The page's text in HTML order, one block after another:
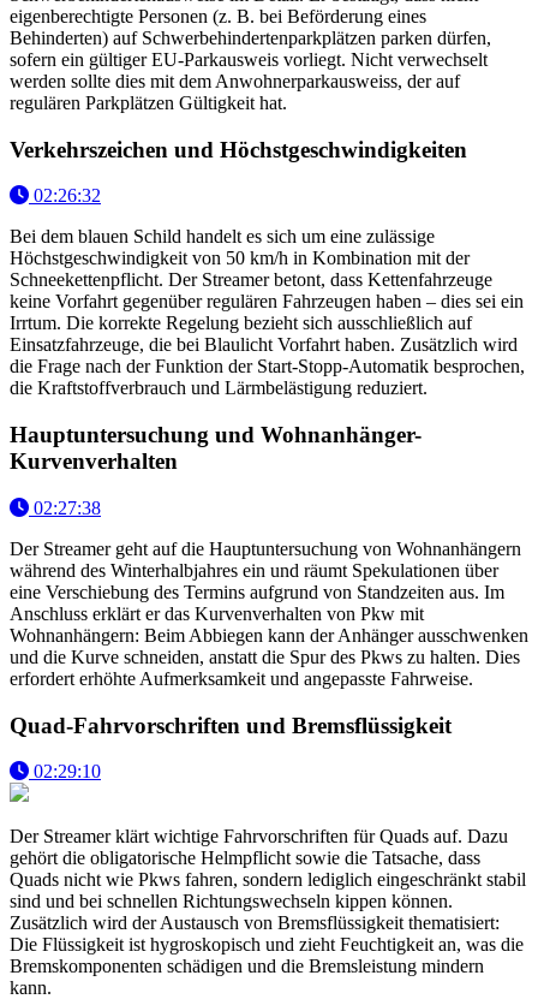
eigenberechtigte Personen (z. B. bei Beförderung eines
Behinderten) auf Schwerbehindertenparkplätzen parken dürfen,
sofern ein gültiger EU-Parkausweis vorliegt. Nicht verwechselt
werden sollte dies mit dem Anwohnerparkausweiss, der auf
regulären Parkplätzen Gültigkeit hat.
Verkehrszeichen und Höchstgeschwindigkeiten
02:26:32
Bei dem blauen Schild handelt es sich um eine zulässige
Höchstgeschwindigkeit von 50 km/h in Kombination mit der
Schneekettenpflicht. Der Streamer betont, dass Kettenfahrzeuge
keine Vorfahrt gegenüber regulären Fahrzeugen haben – dies sei ein
Irrtum. Die korrekte Regelung bezieht sich ausschließlich auf
Einsatzfahrzeuge, die bei Blaulicht Vorfahrt haben. Zusätzlich wird
die Frage nach der Funktion der Start-Stopp-Automatik besprochen,
die Kraftstoffverbrauch und Lärmbelästigung reduziert.
Hauptuntersuchung und Wohnanhänger-
Kurvenverhalten
02:27:38
Der Streamer geht auf die Hauptuntersuchung von Wohnanhängern
während des Winterhalbjahres ein und räumt Spekulationen über
eine Verschiebung des Termins aufgrund von Standzeiten aus. Im
Anschluss erklärt er das Kurvenverhalten von Pkw mit
Wohnanhängern: Beim Abbiegen kann der Anhänger ausschwenken
und die Kurve schneiden, anstatt die Spur des Pkws zu halten. Dies
erfordert erhöhte Aufmerksamkeit und angepasste Fahrweise.
Quad-Fahrvorschriften und Bremsflüssigkeit
02:29:10
Der Streamer klärt wichtige Fahrvorschriften für Quads auf. Dazu
gehört die obligatorische Helmpflicht sowie die Tatsache, dass
Quads nicht wie Pkws fahren, sondern lediglich eingeschränkt stabil
sind und bei schnellen Richtungswechseln kippen können.
Zusätzlich wird der Austausch von Bremsflüssigkeit thematisiert:
Die Flüssigkeit ist hygroskopisch und zieht Feuchtigkeit an, was die
Bremskomponenten schädigen und die Bremsleistung mindern
kann.